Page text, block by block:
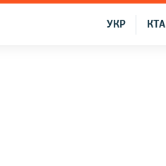
КТА
УКР